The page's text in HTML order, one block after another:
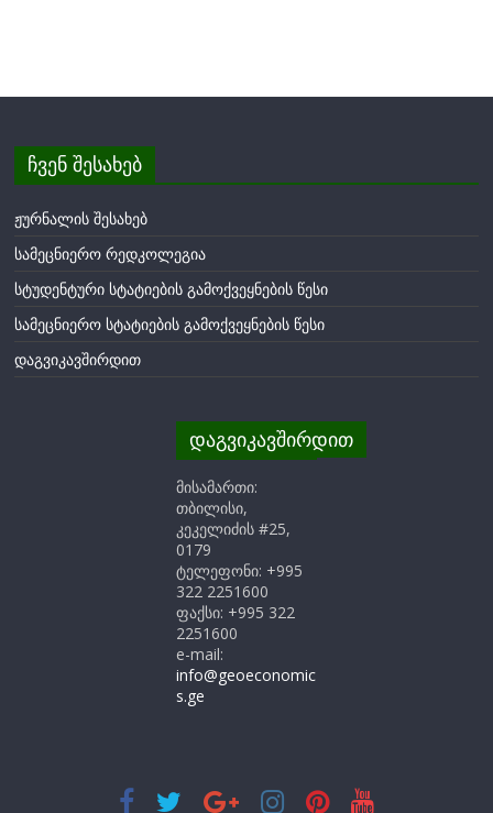
ჩვენ შესახებ
ჟურნალის შესახებ
სამეცნიერო რედკოლეგია
სტუდენტური სტატიების გამოქვეყნების წესი
სამეცნიერო სტატიების გამოქვეყნების წესი
დაგვიკავშირდით
დაგვიკავშირდით
მისამართი:
თბილისი,
კეკელიძის #25,
0179
ტელეფონი: +995
322 2251600
ფაქსი: +995 322
2251600
e-mail:
info@geoeconomic
s.ge